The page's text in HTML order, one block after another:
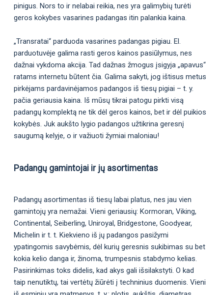
pinigus. Nors to ir nelabai reikia, nes yra galimybių turėti
geros kokybes vasarines padangas itin palankia kaina.
„Transratai“ parduoda vasarines padangas pigiau. El.
parduotuvėje galima rasti geros kainos pasiūlymus, nes
dažnai vykdoma akcija. Tad dažnas žmogus įsigyja „apavus“
ratams internetu būtent čia. Galima sakyti, jog ištisus metus
pirkėjams pardavinėjamos padangos iš tiesų pigiai – t. y.
pačia geriausia kaina. Iš mūsų tikrai patogu pirkti visą
padangų komplektą ne tik dėl geros kainos, bet ir dėl puikios
kokybės. Juk aukšto lygio padangos užtikrina geresnį
saugumą kelyje, o ir važiuoti žymiai maloniau!
Padangų gamintojai ir jų asortimentas
Padangų asortimentas iš tiesų labai platus, nes jau vien
gamintojų yra nemažai. Vieni geriausių: Kormoran, Viking,
Continental, Seiberling, Uniroyal, Bridgestone, Goodyear,
Michelin ir t. t. Kiekvieno iš jų padangos pasižymi
ypatingomis savybėmis, dėl kurių geresnis sukibimas su bet
kokia kelio danga ir, žinoma, trumpesnis stabdymo kelias.
Pasirinkimas toks didelis, kad akys gali išsilakstyti. O kad
taip nenutiktų, tai vertėtų žiūrėti į techninius duomenis. Vieni